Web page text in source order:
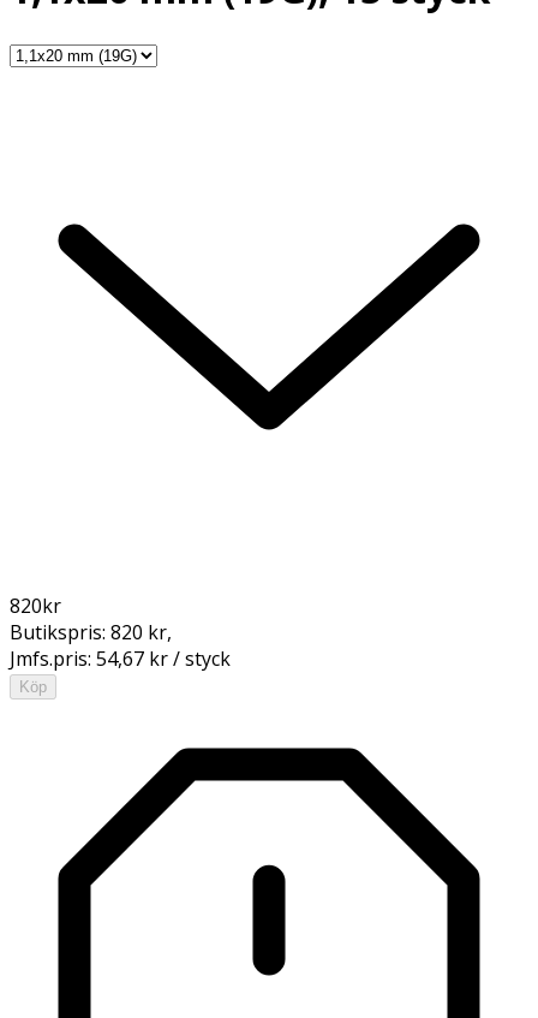
820kr
Butikspris: 820 kr,
Jmfs.pris: 54,67 kr / styck
Köp